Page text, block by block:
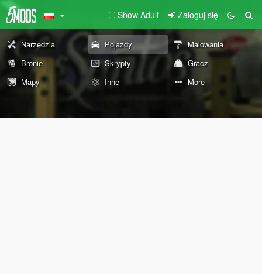
Show Adult Zaloguj się
Narzędzia Pojazdy
Malowania
Bronie
Skrypty
Gracz
Mapy
Inne More